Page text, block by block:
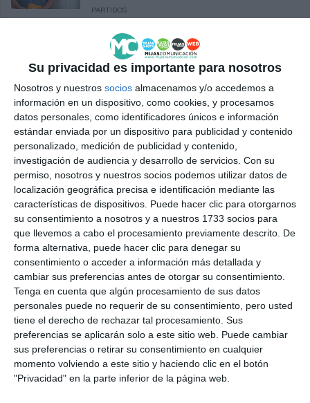
Su privacidad es importante para nosotros
Nosotros y nuestros socios almacenamos y/o accedemos a
información en un dispositivo, como cookies, y procesamos
datos personales, como identificadores únicos e información
estándar enviada por un dispositivo para publicidad y contenido
personalizado, medición de publicidad y contenido,
investigación de audiencia y desarrollo de servicios. Con su
permiso, nosotros y nuestros socios podemos utilizar datos de
localización geográfica precisa e identificación mediante las
características de dispositivos. Puede hacer clic para otorgarnos
su consentimiento a nosotros y a nuestros 1733 socios para
que llevemos a cabo el procesamiento previamente descrito. De
forma alternativa, puede hacer clic para denegar su
consentimiento o acceder a información más detallada y
cambiar sus preferencias antes de otorgar su consentimiento.
Tenga en cuenta que algún procesamiento de sus datos
personales puede no requerir de su consentimiento, pero usted
tiene el derecho de rechazar tal procesamiento. Sus
preferencias se aplicarán solo a este sitio web. Puede cambiar
sus preferencias o retirar su consentimiento en cualquier
momento volviendo a este sitio y haciendo clic en el botón
"Privacidad" en la parte inferior de la página web.
PARTIDOS
IU y Partido Comunista piden al
Consistorio estabilizar la
plantilla laboral municipal
IU
Equo, Iniciativa y el Partido
Comunista plantean que Mijas
Servicios Complementarios sea
“el motor laboral del municipio”
ACTUALIDAD
El Partido Comunista propone al
Ayuntamiento la concesión de
subvenciones para reducir la
brecha digital
ACTUALIDAD
Lalu Luque es nombrado
secretario político del Partido
Comunista de Andalucía en Mijas
ACTUALIDAD